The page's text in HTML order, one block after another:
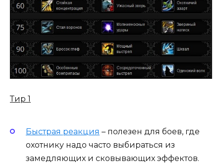
Тир 1
Быстрая реакция – полезен для боев, где
охотнику надо часто выбираться из
замедляющих и сковывающих эффектов.